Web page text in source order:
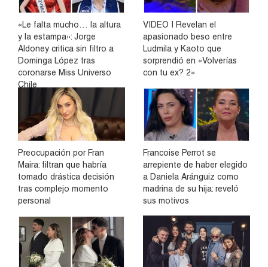
«Le falta mucho… la altura
y la estampa»: Jorge
Aldoney critica sin filtro a
Dominga López tras
coronarse Miss Universo
Chile
VIDEO | Revelan el
apasionado beso entre
Ludmila y Kaoto que
sorprendió en «Volverías
con tu ex? 2»
Preocupación por Fran
Maira: filtran que habría
tomado drástica decisión
tras complejo momento
personal
Francoise Perrot se
arrepiente de haber elegido
a Daniela Aránguiz como
madrina de su hija: reveló
sus motivos